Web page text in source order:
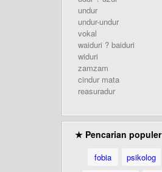
undur
undur-undur
vokal
waiduri ? baiduri
widuri
zamzam
cindur mata
reasuradur
★ Pencarian populer
fobia psikolog